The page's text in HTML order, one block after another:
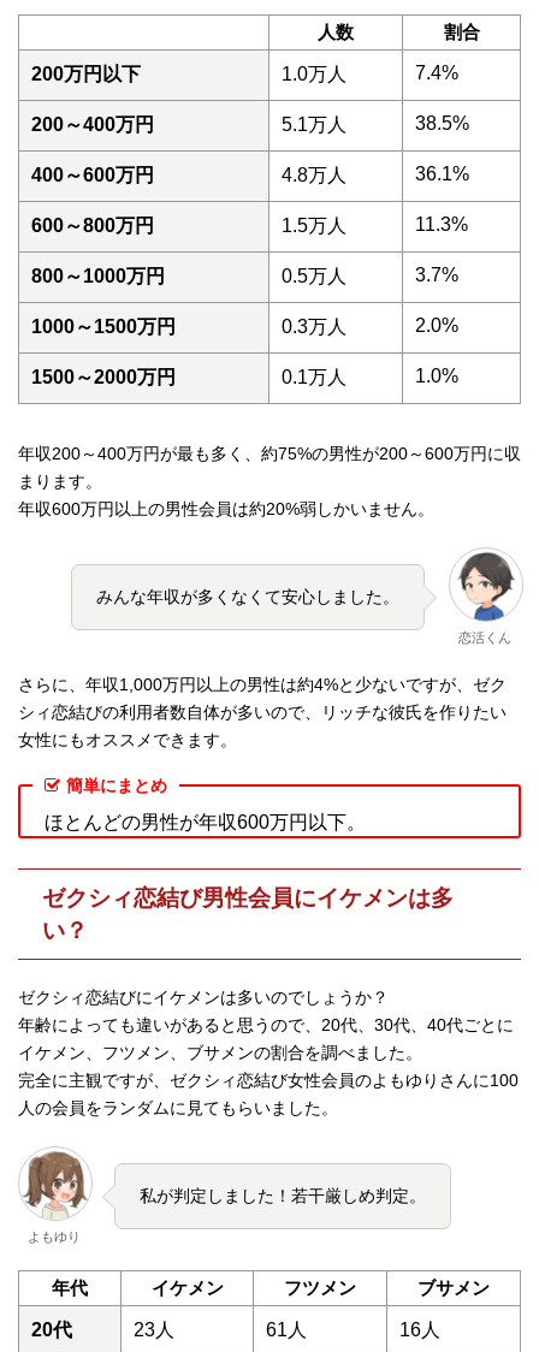
人数 割合
200万円以下 1.0万人 7.4%
200～400万円 5.1万人 38.5%
400～600万円 4.8万人 36.1%
600～800万円 1.5万人 11.3%
800～1000万円 0.5万人 3.7%
1000～1500万円 0.3万人 2.0%
1500～2000万円 0.1万人 1.0%
年収200～400万円が最も多く、約75%の男性が200～600万円に収
まります。
年収600万円以上の男性会員は約20%弱しかいません。
みんな年収が多くなくて安心しました。
恋活くん
さらに、年収1,000万円以上の男性は約4%と少ないですが、ゼク
シィ恋結びの利用者数自体が多いので、リッチな彼氏を作りたい
女性にもオススメできます。
簡単にまとめ
ほとんどの男性が年収600万円以下。
ゼクシィ恋結び男性会員にイケメンは多
い？
ゼクシィ恋結びにイケメンは多いのでしょうか？
年齢によっても違いがあると思うので、20代、30代、40代ごとに
イケメン、フツメン、ブサメンの割合を調べました。
完全に主観ですが、ゼクシィ恋結び女性会員のよもゆりさんに100
人の会員をランダムに見てもらいました。
よもゆり
私が判定しました！若干厳しめ判定。
年代 イケメン フツメン ブサメン
20代 23人 61人 16人